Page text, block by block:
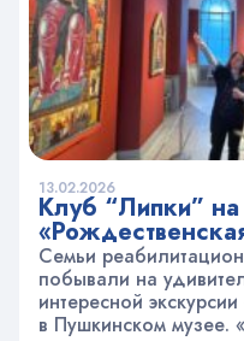
13.02.2026
Клуб “Липки” на
Пушкинском
Семьи
побывали на
интересной
в Пушкинском музее.